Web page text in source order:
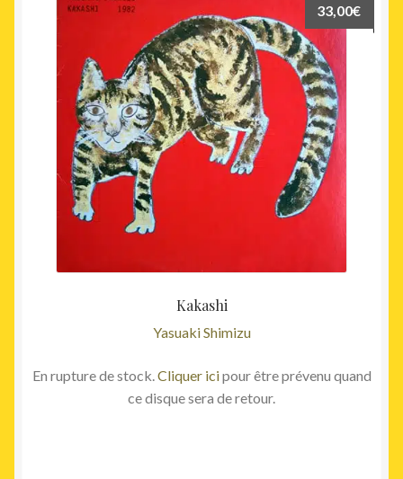
Kakashi
Yasuaki Shimizu
33,00€
En rupture de stock.Cliquer icipour être prévenu quand
ce disque sera de retour.